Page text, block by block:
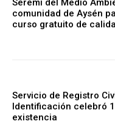
Seremi del Medio
comunidad de Aysén
curso gratuito de
Servicio de Registro
Identificación celebró
existencia